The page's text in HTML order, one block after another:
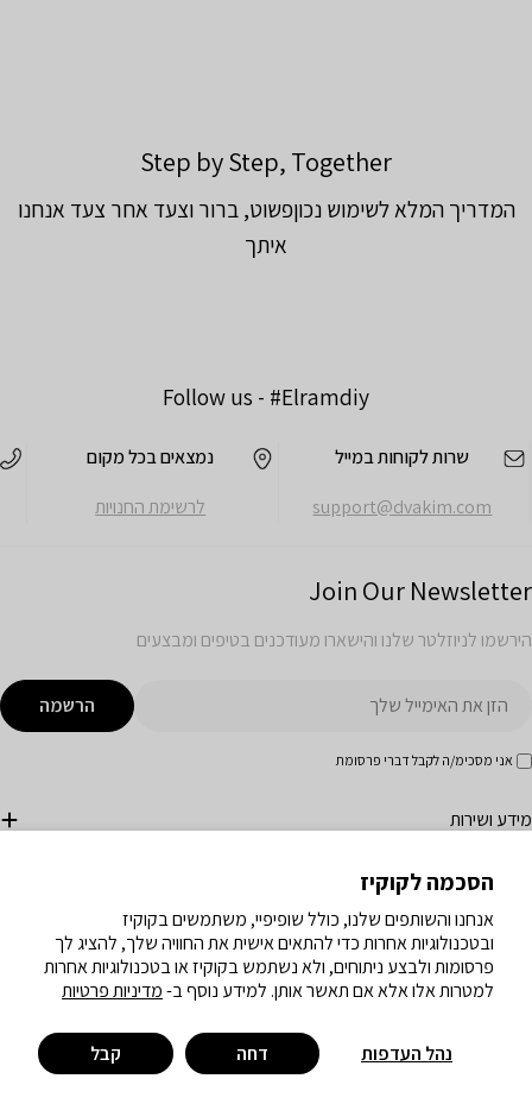
הסכמה לקוקיז
אנחנו והשותפים שלנו, כולל שופיפיי, משתמשים בקוקיז
ובטכנולוגיות אחרות כדי להתאים אישית את החוויה שלך, להציג לך
פרסומות ולבצע ניתוחים, ולא נשתמש בקוקיז או בטכנולוגיות אחרות
למטרות אלו אלא אם תאשר אותן. למידע נוסף ב-מדיניות פרטיות
נהל העדפות קבל דחה
Step by Step, Together
המדריך המלא לשימוש נכוןפשוט, ברור וצעד אחר צעד אנחנו
איתך
Follow us - #Elramdiy
שרות לקוחות במייל
support@dvakim.com
נמצאים בכל מקום
לרשימת החנויות
Join Our Newsletter
הירשמו לניוזלטר שלנו והישארו מעודכנים בטיפים ומבצעים
הרשמה
אני מסכימ/ה לקבל דברי פרסומת
מידע ושירות